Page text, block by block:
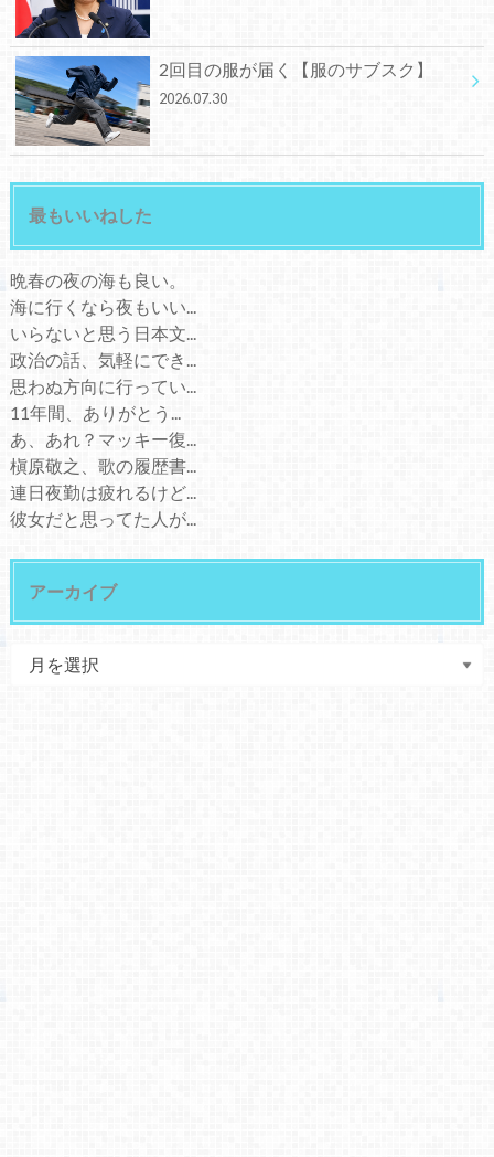
2回目の服が届く【服のサブスク】
2026.07.30
最もいいねした
晩春の夜の海も良い。
海に行くなら夜もいい...
いらないと思う日本文...
政治の話、気軽にでき...
思わぬ方向に行ってい...
11年間、ありがとう...
あ、あれ？マッキー復...
槇原敬之、歌の履歴書...
連日夜勤は疲れるけど...
彼女だと思ってた人が...
アーカイブ